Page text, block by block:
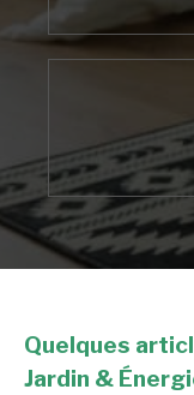
Quelques
Jardin &